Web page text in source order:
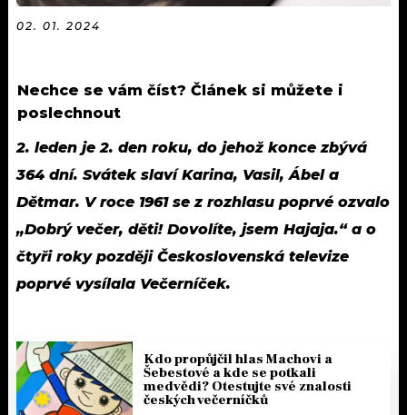
OSTATNÍ
02. 01. 2024
Nechce se vám číst? Článek si můžete i
poslechnout
2. leden je 2. den roku, do jehož konce zbývá
364 dní. Svátek slaví Karina, Vasil, Ábel a
Dětmar. V roce 1961 se z rozhlasu poprvé ozvalo
„Dobrý večer, děti! Dovolíte, jsem Hajaja.“ a o
čtyři roky později Československá televize
poprvé vysílala Večerníček.
Kdo propůjčil hlas Machovi a
Šebestové a kde se potkali
medvědi? Otestujte své znalosti
českých večerníčků